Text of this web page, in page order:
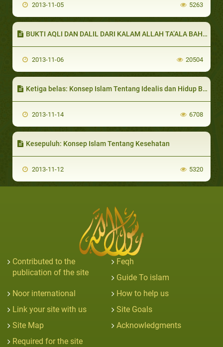
2013-11-05 5263
BUKTI AQLI DAN DALIL DARI KALAM ALLAH TA’ALA BAHWA AL QUR’AN KALAM ALLAH DAN MUHAMMAD HANYALAH SEORANG UTUSAN ALLAH
2013-11-06 20504
Ketiga belas: Konsep Islam Tentang Idealis dan Hidup Bahagia
2013-11-14 6708
Kesepuluh: Konsep Islam Tentang Kesehatan
2013-11-12 5320
Contributed to the
publication of the site
Feqh
Guide To islam
Noor international
How to help us
Link your site with us
Site Goals
Site Map
Acknowledgments
Required for the site